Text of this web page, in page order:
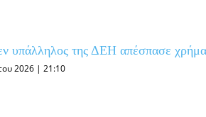
υπάλληλος της ΔΕΗ απέσπασε
2026 | 21:10